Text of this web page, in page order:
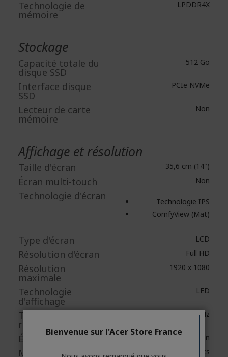
Technologie de
mémoire
LPDDR4X
Stockage
Capacité totale du
disque SSD
512 Go
Interface disque
SSD
PCIe NVMe
Lecteur de carte
mémoire
Non
Affichage et résolution
Taille d'écran 35,6 cm (14")
Écran multi-touch Non
Technologie d'écran
Technologie IPS
ComfyView (Mat)
Type d'écran LCD
Résolution d'écran Full HD
Résolution
maximale
1920 x 1080
Technologie
d'affichage
LED
Taux de
rafraîchissement
60 Hz
Écran Tactile Non
Modèle de carte Iris Xe Graphics
Bienvenue sur l'Acer Store France